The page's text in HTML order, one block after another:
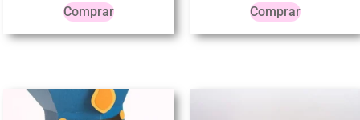
Comprar
Comprar